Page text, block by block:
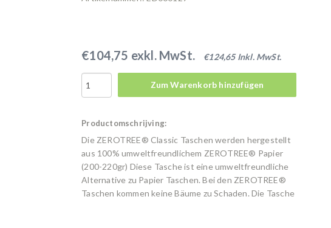
€104,75 exkl. MwSt. €124,65 Inkl. MwSt.
Zum Warenkorb hinzufügen
Productomschrijving:
Die ZEROTREE® Classic Taschen werden hergestellt
aus 100% umweltfreundlichem ZEROTREE® Papier
(200-220gr) Diese Tasche ist eine umweltfreundliche
Alternative zu Papier Taschen. Bei den ZEROTREE®
Taschen kommen keine Bäume zu Schaden. Die Tasche